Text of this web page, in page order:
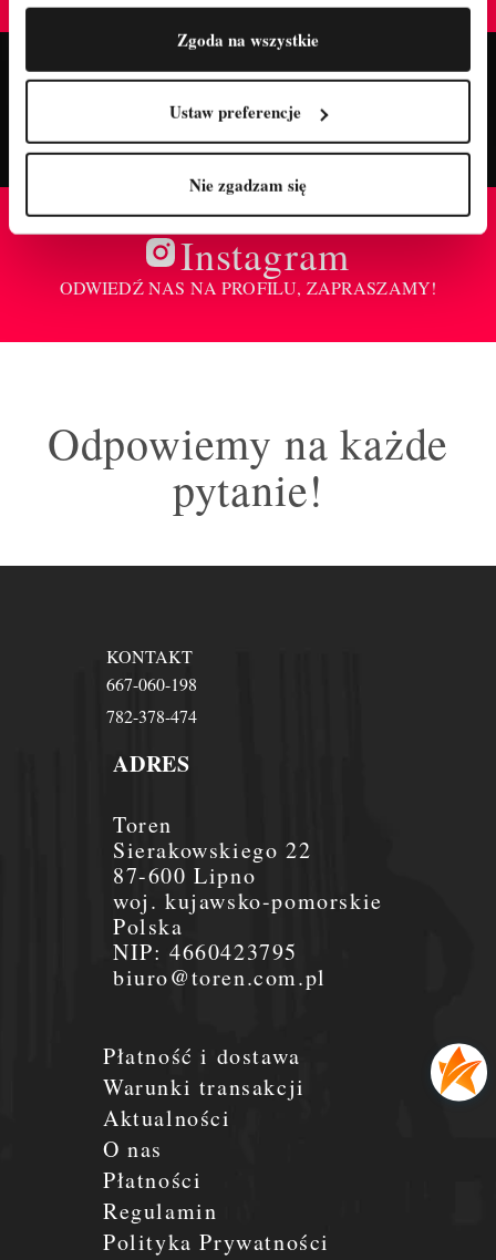
Zgoda na wszystkie
Ustaw preferencje
Nie zgadzam się
Fanpage
Instagram
ODWIEDŹ NAS NA PROFILU, ZAPRASZAMY!
Odpowiemy na każde
pytanie!
Płatność i dostawa
Warunki transakcji
Aktualności
O nas
Płatności
Regulamin
Polityka Prywatności
ADRES
Toren
Sierakowskiego 22
87-600 Lipno
woj. kujawsko-pomorskie
Polska
NIP:4660423795
biuro@toren.com.pl
KONTAKT
667-060-198
782-378-474